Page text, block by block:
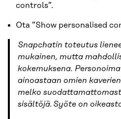
controls”.
Ota ”Show personalised
Snapchatin toteutus
mukainen, mutta
kokemuksena.
ainoastaan omien
melko
sisältöjä. Syöte on